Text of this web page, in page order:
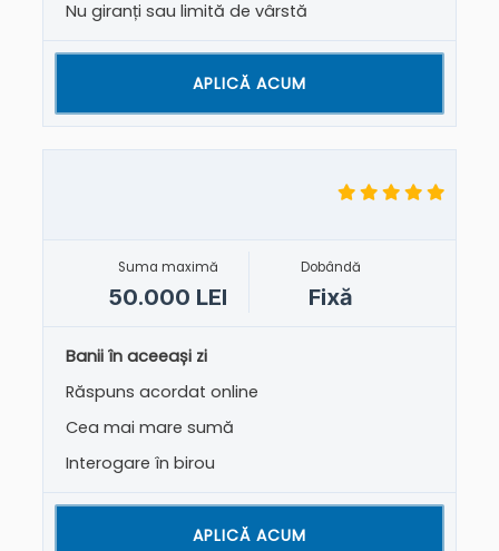
Nu giranți sau limită de vârstă
APLICĂ ACUM
Suma maximă
50.000 LEI
Dobândă
Fixă
Banii în aceeași zi
Răspuns acordat online
Cea mai mare sumă
Interogare în birou
APLICĂ ACUM